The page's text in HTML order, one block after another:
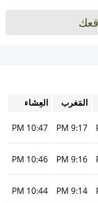
المَغرب
العِشاء
9:17 PM
10:47 PM
9:16 PM
10:46 PM
9:14 PM
10:44 PM